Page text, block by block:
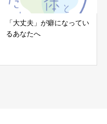
「大丈夫」が癖になってい
るあなたへ